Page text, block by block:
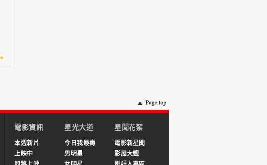
電影資訊
本週新片
上映中
星光大道
今日我最壽
男明星
星聞花絮
電影新星聞
影展大觀